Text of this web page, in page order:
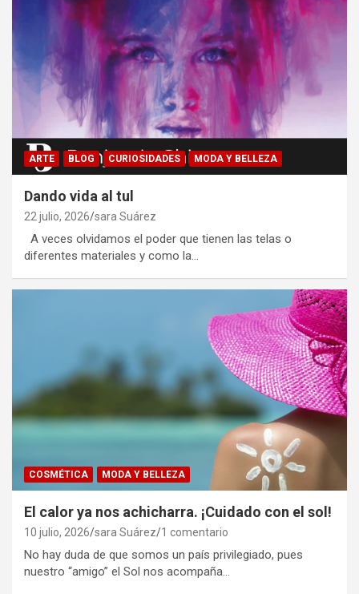
ARTE BLOG CURIOSIDADES MODA Y BELLEZA
Dando vida al tul
22 julio, 2026 sara Suárez
A veces olvidamos el poder que tienen las telas o
diferentes materiales y como la…
COSMÉTICA MODA Y BELLEZA
El calor ya nos achicharra. ¡Cuidado con el sol!
10 julio, 2026 sara Suárez 1 comentario
No hay duda de que somos un país privilegiado, pues
nuestro “amigo” el Sol nos acompaña…